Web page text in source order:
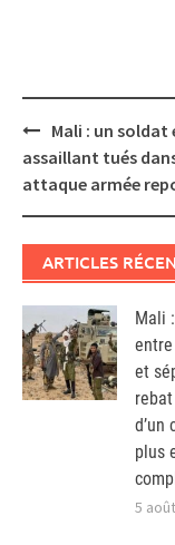
Post
navigation
Mali : un soldat
assaillant tués
attaque armée
ARTICLES
Mali
et
d’un
plus
5